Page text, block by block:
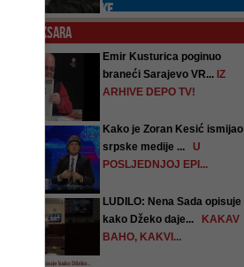
PREPORUKE
KOKSARA
Emir Kusturica poginuo
braneći Sarajevo VR... IZ
ARHIVE DEPO TV!
Kako je Zoran Kesić ismijao
srpske medije ...
U
POSLJEDNJOJ EPI...
LUDILO: Nena Sada opisuje
kako Džeko daje...
KAKAV
BAHO, KAKVI...